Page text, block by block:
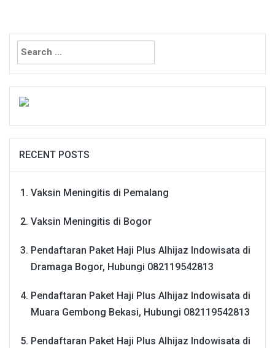
Search
for:
RECENT POSTS
Vaksin Meningitis di Pemalang
Vaksin Meningitis di Bogor
Pendaftaran Paket Haji Plus Alhijaz Indowisata di
Dramaga Bogor, Hubungi 082119542813
Pendaftaran Paket Haji Plus Alhijaz Indowisata di
Muara Gembong Bekasi, Hubungi 082119542813
Pendaftaran Paket Haji Plus Alhijaz Indowisata di